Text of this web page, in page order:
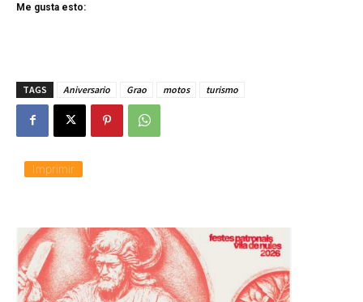
Me gusta esto:
TAGS Aniversario Grao motos turismo
Imprimir